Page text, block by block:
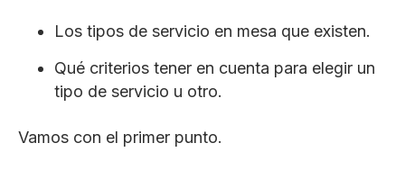
Los tipos de servicio en mesa que existen.
Qué criterios tener en cuenta para elegir un
tipo de servicio u otro.
Vamos con el primer punto.